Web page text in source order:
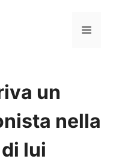
Menu
un
nella
lui